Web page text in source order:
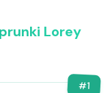
Lorey
#1